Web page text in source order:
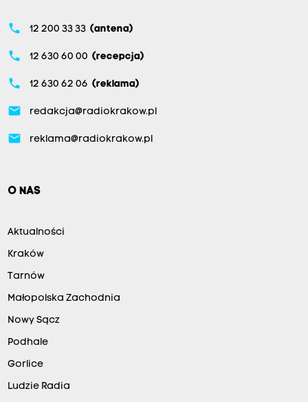
phone 12 200 33 33 (antena)
phone 12 630 60 00 (recepcja)
phone 12 630 62 06 (reklama)
email redakcja@radiokrakow.pl
email reklama@radiokrakow.pl
O NAS
Aktualności
Kraków
Tarnów
Małopolska Zachodnia
Nowy Sącz
Podhale
Gorlice
Ludzie Radia